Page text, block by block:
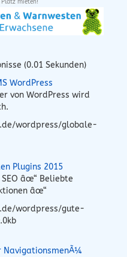
Platz mieten!
(0.01 Sekunden)
WordPress
von WordPress wird
wordpress/globale-
Plugins 2015
âœ“ Beliebte
âœ“
wordpress/gute-
NavigationsmenÃ¼